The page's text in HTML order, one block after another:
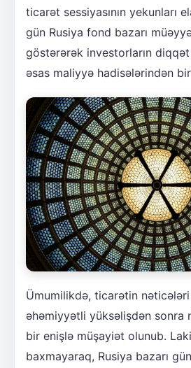
ticarət sessiyasının yekunları
gün Rusiya fond bazarı
göstərərək investorların
əsas maliyyə hadisələrindən
Ümumilikdə, ticarətin
əhəmiyyətli yüksəlişdən sonra
bir enişlə müşayiət olunub.
baxmayaraq, Rusiya bazarı